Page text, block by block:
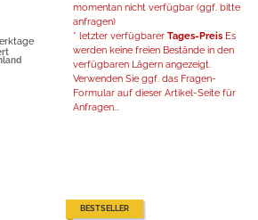
momentan nicht verfügbar (ggf. bitte
anfragen)
* letzter verfügbarer Tages-Preis Es
werden keine freien Bestände in den
verfügbaren Lägern angezeigt.
Verwenden Sie ggf. das Fragen-
Formular auf dieser Artikel-Seite für
Anfragen...
BESTSELLER